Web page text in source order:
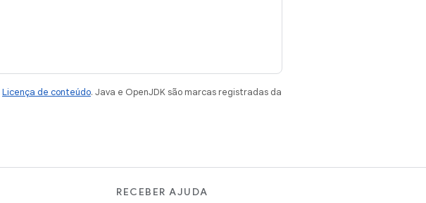
Licença de conteúdo. Java e OpenJDK são marcas registradas da
RECEBER AJUDA